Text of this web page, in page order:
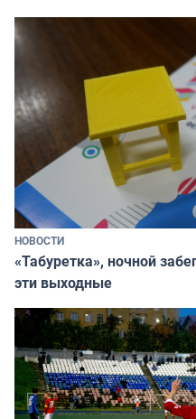
НОВОСТИ
«Табуретка», ночной
эти выходные